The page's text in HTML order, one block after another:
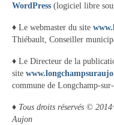
Hébergement
Services publics
Formalités
Santé
Qualité de l’eau
WordPress (logiciel libre
♦ Le webmaster du site
Thiébault, Conseiller
♦ Le Directeur de la
site
commune de Longchamp-
♦ Tous droits réservés ©
Aujon